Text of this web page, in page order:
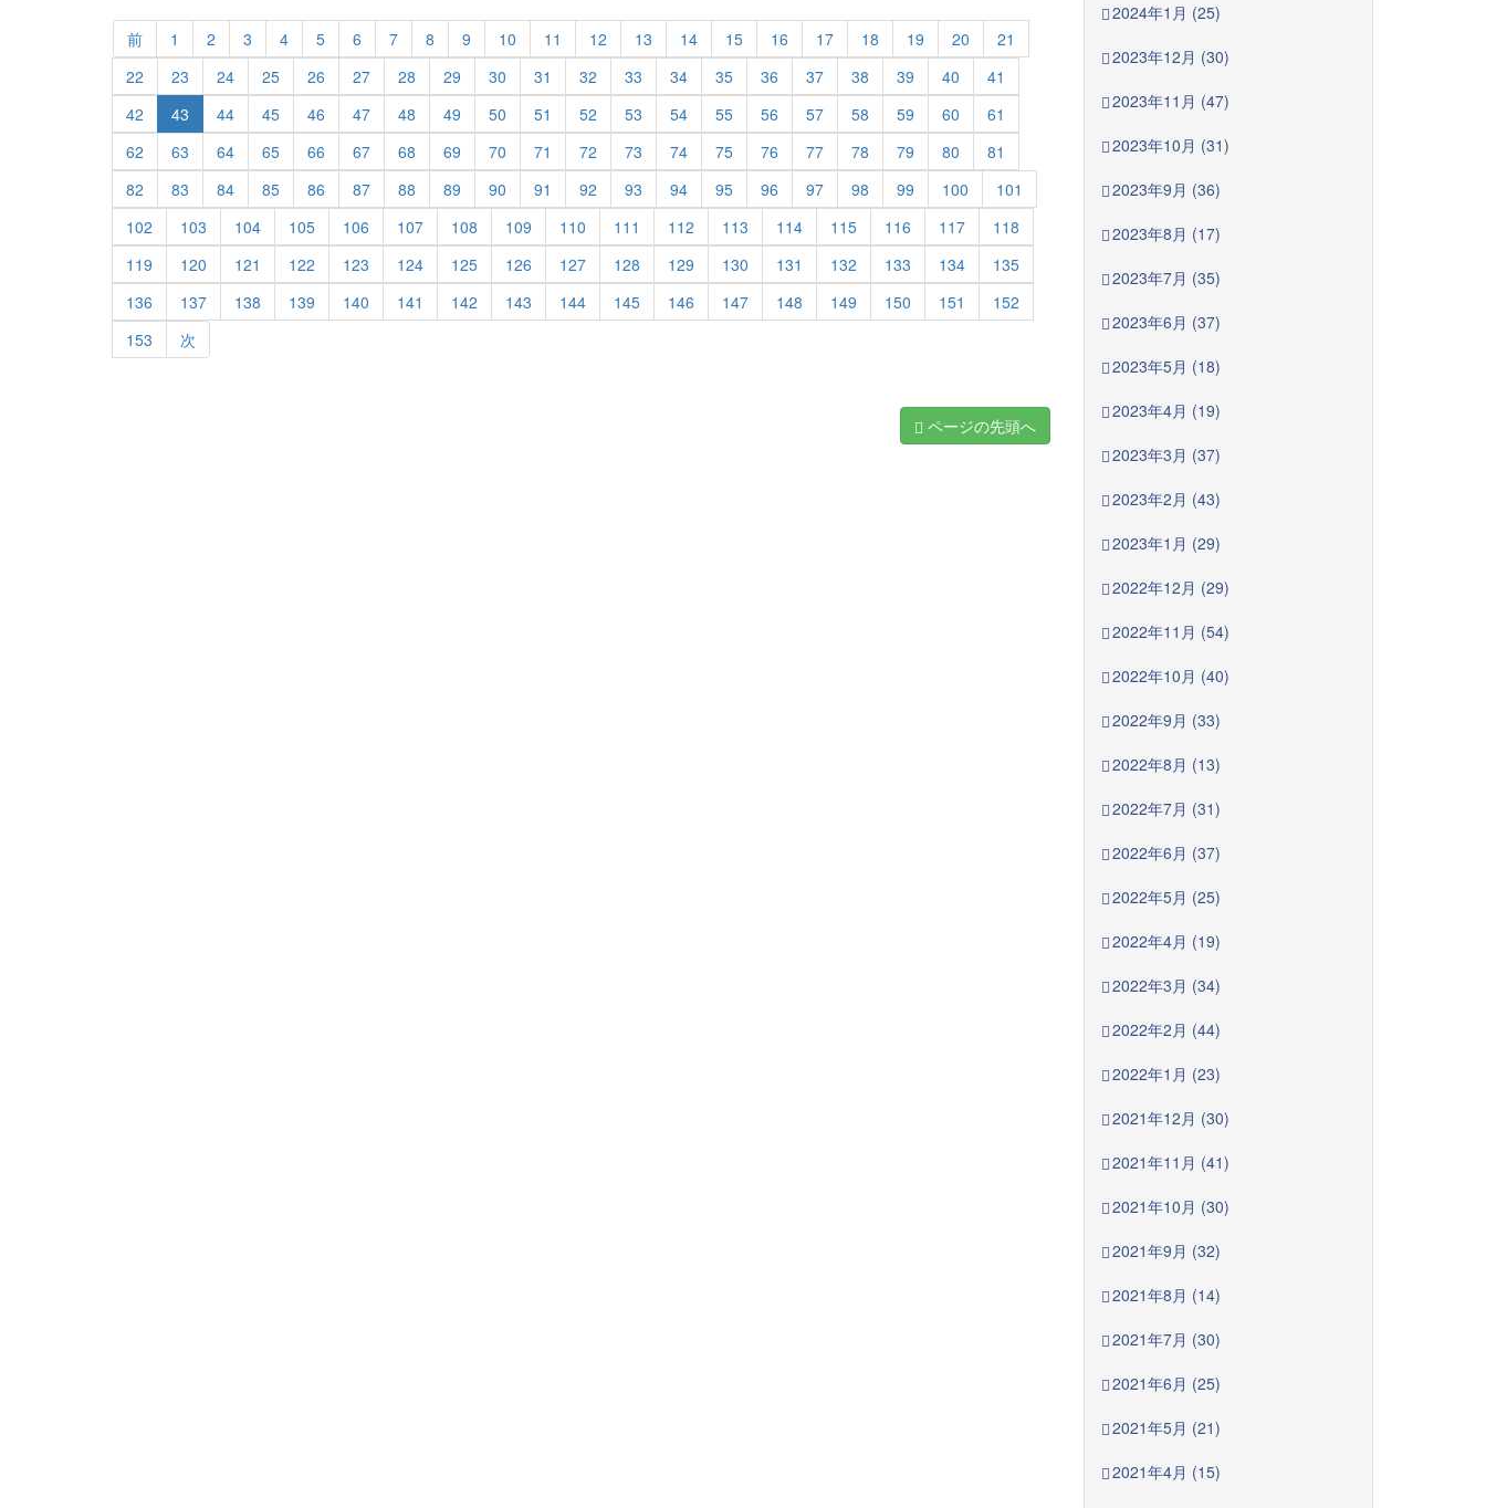
前 1 2 3 4 5 6 7 8 9 10 11 12 13 14 15 16 17 18 19 20
21
22
23 24 25 26 27 28 29 30 31 32 33 34 35 36 37 38 39 40
41
42
43 44 45 46 47 48 49 50 51 52 53 54 55 56 57 58 59 60
61
62
63 64 65 66 67 68 69 70 71 72 73 74 75 76 77 78 79 80
81
82
83 84 85 86 87 88 89 90 91 92 93 94 95 96 97 98 99 100
101
102
103 104 105 106 107 108 109 110 111 112 113 114 115 116 117
118
119
120 121 122 123 124 125 126 127 128 129 130 131 132 133 134
135
136
137 138 139 140 141 142 143 144 145 146 147 148 149 150 151
152
153
次
ページの先頭へ
2024年1月 (25)
2023年12月 (30)
2023年11月 (47)
2023年10月 (31)
2023年9月 (36)
2023年8月 (17)
2023年7月 (35)
2023年6月 (37)
2023年5月 (18)
2023年4月 (19)
2023年3月 (37)
2023年2月 (43)
2023年1月 (29)
2022年12月 (29)
2022年11月 (54)
2022年10月 (40)
2022年9月 (33)
2022年8月 (13)
2022年7月 (31)
2022年6月 (37)
2022年5月 (25)
2022年4月 (19)
2022年3月 (34)
2022年2月 (44)
2022年1月 (23)
2021年12月 (30)
2021年11月 (41)
2021年10月 (30)
2021年9月 (32)
2021年8月 (14)
2021年7月 (30)
2021年6月 (25)
2021年5月 (21)
2021年4月 (15)